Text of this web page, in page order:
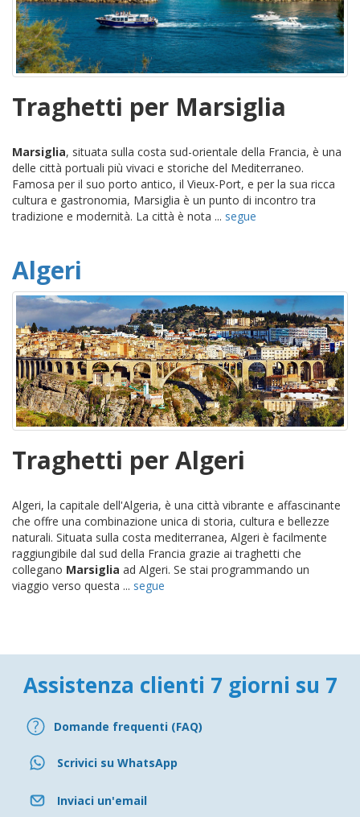
Traghetti per Marsiglia
Marsiglia, situata sulla costa sud-orientale della Francia, è una
delle città portuali più vivaci e storiche del Mediterraneo.
Famosa per il suo porto antico, il Vieux-Port, e per la sua ricca
cultura e gastronomia, Marsiglia è un punto di incontro tra
tradizione e modernità. La città è nota ... segue
Algeri
Traghetti per Algeri
Algeri, la capitale dell'Algeria, è una città vibrante e affascinante
che offre una combinazione unica di storia, cultura e bellezze
naturali. Situata sulla costa mediterranea, Algeri è facilmente
raggiungibile dal sud della Francia grazie ai traghetti che
collegano Marsiglia ad Algeri. Se stai programmando un
viaggio verso questa ... segue
Assistenza clienti 7 giorni su 7
Domande frequenti (FAQ)
Scrivici su WhatsApp
Inviaci un'email